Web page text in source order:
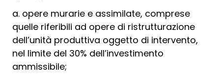
a. opere murarie e assimilate, comprese
quelle riferibili ad opere di ristrutturazione
dell’unità produttiva oggetto di intervento,
nel limite del 30% dell’investimento
ammissibile;